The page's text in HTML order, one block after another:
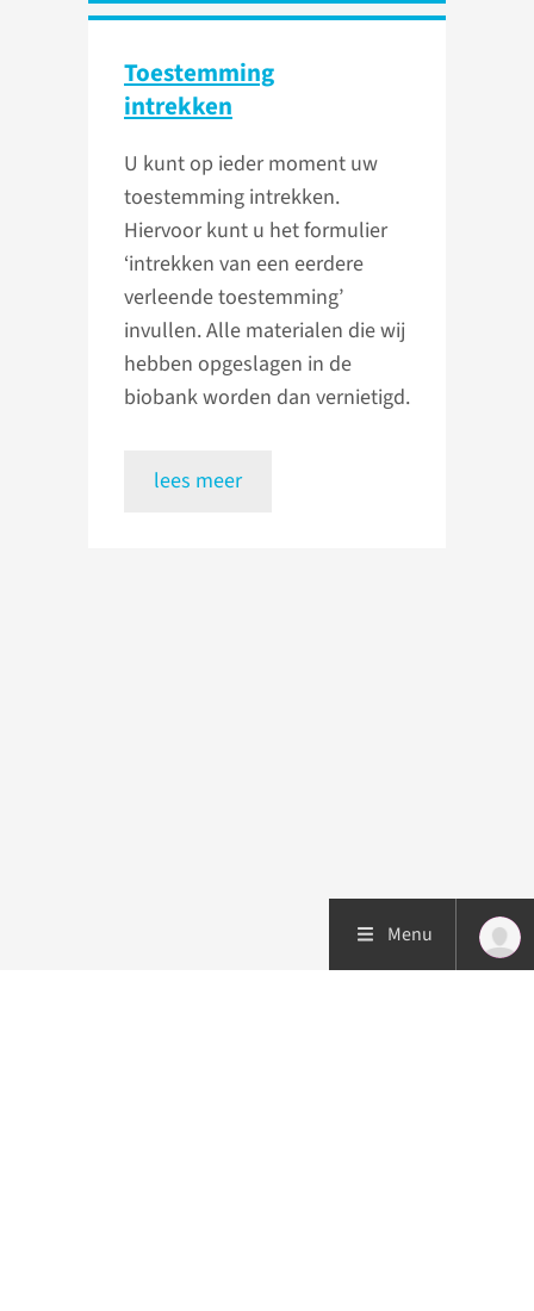
Toestemming
intrekken
U kunt op ieder moment uw
toestemming intrekken.
Hiervoor kunt u het formulier
‘intrekken van een eerdere
verleende toestemming’
invullen. Alle materialen die wij
hebben opgeslagen in de
biobank worden dan vernietigd.
lees meer
Menu